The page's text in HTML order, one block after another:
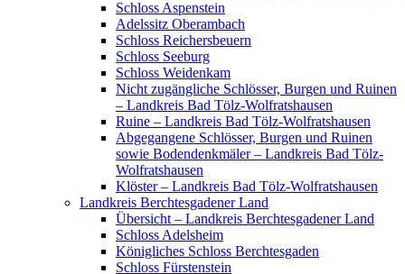
Schloss Aspenstein
Adelssitz Oberambach
Schloss Reichersbeuern
Schloss Seeburg
Schloss Weidenkam
Nicht zugängliche Schlösser, Burgen und Ruinen
– Landkreis Bad Tölz-Wolfratshausen
Ruine – Landkreis Bad Tölz-Wolfratshausen
Abgegangene Schlösser, Burgen und Ruinen
sowie Bodendenkmäler – Landkreis Bad Tölz-
Wolfratshausen
Klöster – Landkreis Bad Tölz-Wolfratshausen
Landkreis Berchtesgadener Land
Übersicht – Landkreis Berchtesgadener Land
Schloss Adelsheim
Königliches Schloss Berchtesgaden
Schloss Fürstenstein